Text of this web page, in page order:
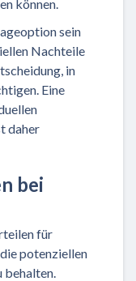
können.
sein
Nachteile
in
Eine
daher
bei
für
potenziellen
behalten.